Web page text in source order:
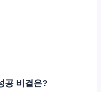
공 비결은?